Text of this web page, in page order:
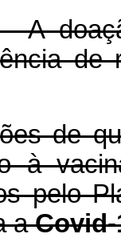
A
de
de
à
pelo
aCovid-